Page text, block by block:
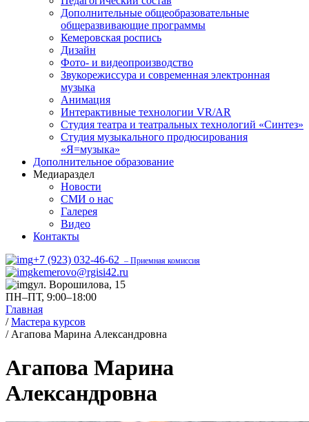
Дополнительные общеобразовательные
общеразвивающие программы
Кемеровская роспись
Дизайн
Фото- и видеопроизводство
Звукорежиссура и современная электронная
музыка
Анимация
Интерактивные технологии VR/AR
Студия театра и театральных технологий «Синтез»
Студия музыкального продюсирования
«Я=музыка»
Дополнительное образование
Медиараздел
Новости
СМИ о нас
Галерея
Видео
Контакты
+7 (923) 032-46-62 – Приемная комиссия
kemerovo@rgisi42.ru
ул. Ворошилова, 15
ПН–ПТ, 9:00–18:00
Главная
/ Мастера курсов
/ Агапова Марина Александровна
Агапова Марина
Александровна